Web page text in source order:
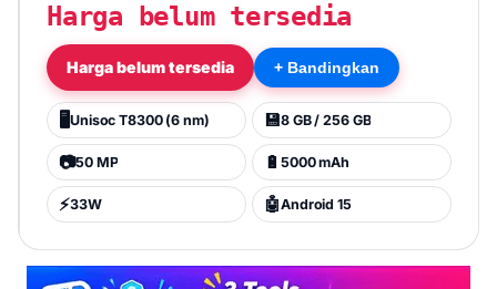
Harga belum tersedia
Harga belum tersedia + Bandingkan
🖥️ Unisoc T8300 (6 nm) 💾8 GB / 256 GB
📷50 MP 🔋 5000 mAh
⚡33W 🤖Android 15